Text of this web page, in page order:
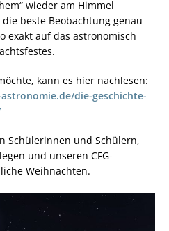
wieder am Himmel
beste Beobachtung genau
exakt auf das astronomisch
kann es hier nachlesen:
die-geschichte-
Schülerinnen und Schülern,
und unseren CFG-
Weihnachten.